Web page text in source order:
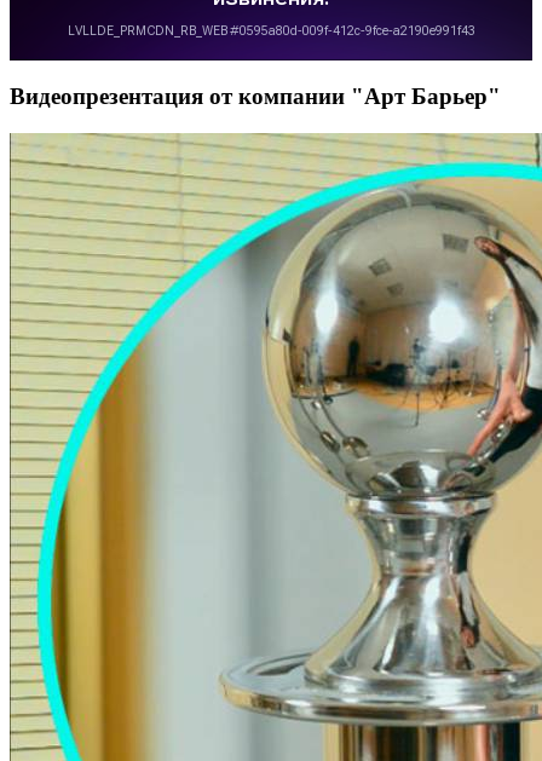
Видеопрезентация от компании "Арт Барьер"